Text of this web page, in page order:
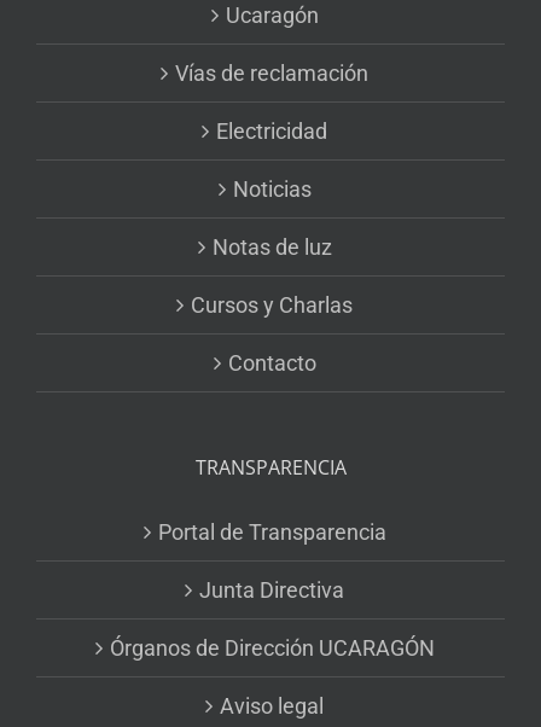
Ucaragón
Vías de reclamación
Electricidad
Noticias
Notas de luz
Cursos y Charlas
Contacto
TRANSPARENCIA
Portal de Transparencia
Junta Directiva
Órganos de Dirección UCARAGÓN
Aviso legal